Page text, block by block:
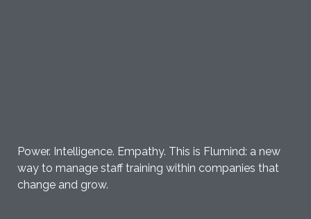
Power. Intelligence. Empathy. This is Flumind: a new
way to manage staff training within companies that
change and grow.